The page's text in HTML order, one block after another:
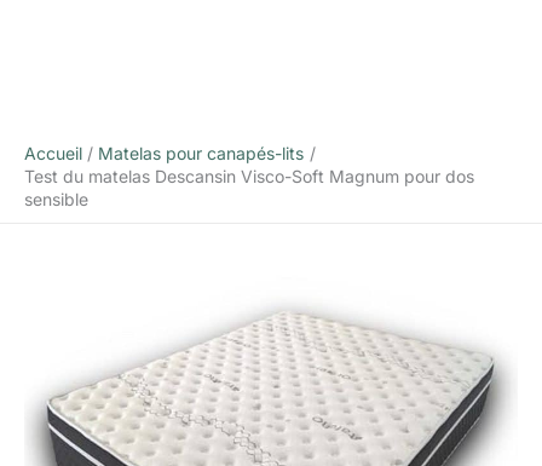
Accueil
Matelas pour canapés-lits
Test du matelas Descansin Visco-Soft Magnum pour dos
sensible